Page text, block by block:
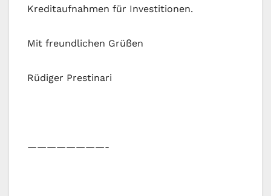
Kreditaufnahmen für Investitionen.
Mit freundlichen Grüßen
Rüdiger Prestinari
————————-